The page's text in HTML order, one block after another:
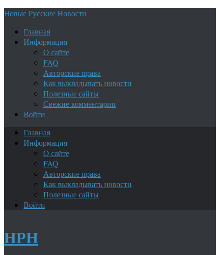
Новые Русские Новости
Главная
Информация
О сайте
FAQ
Авторские права
Как выкладывать новости
Полезные сайты
Свежие комментарии
Войти
Главная
Информация
О сайте
FAQ
Авторские права
Как выкладывать новости
Полезные сайты
Войти
НРН